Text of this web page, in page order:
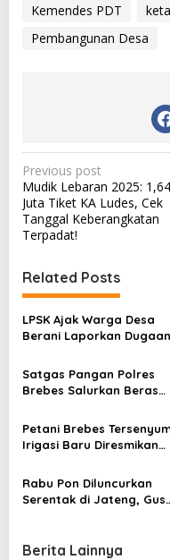
Kemendes PDT
Pembangunan Desa
P
o
s
t
n
a
v
i
g
a
t
i
n
Previous post
Mudik Lebaran 2025: 1,64
Juta Tiket KA Ludes, Cek
Tanggal Keberangkatan
Terpadat!
Related Posts
LPSK Ajak Warga Desa
Berani Laporkan Dugaan
Satgas Pangan Polres
Brebes Salurkan Beras
Warga Antusias
Petani Brebes
Irigasi Baru Diresmikan
Apresiasi
Rabu Pon Diluncurkan
Serentak di Jateng, Gus
Berita Lainnya